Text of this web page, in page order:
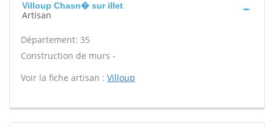
Villoup Chasn� sur illet
Artisan
Département: 35
Construction de murs -
Voir la fiche artisan : Villoup